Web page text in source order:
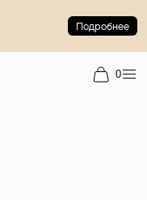
Подробнее
0